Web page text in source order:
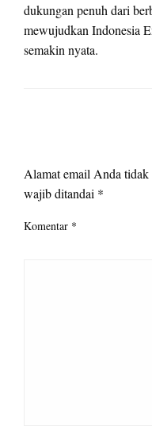
dukungan penuh dari
mewujudkan Indonesia
semakin nyata.
Alamat email Anda
wajib ditandai *
Komentar *